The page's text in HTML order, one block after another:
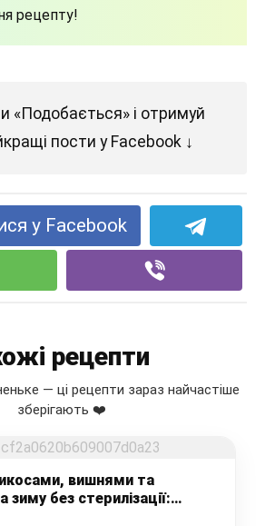
рецепту!
«Подобається» і отримуй
пости у Facebook ↓
у Facebook
рецепти
— ці рецепти зараз найчастіше
зберігають ❤️
вишнями та
зиму без стерилізації:
з фото